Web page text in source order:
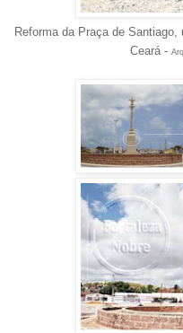
Reforma da Praça de
Ceará -